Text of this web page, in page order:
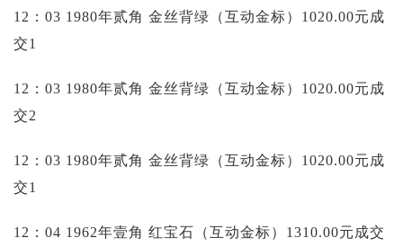
12：03 1980年贰角 金丝背绿（互动金标）1020.00元成
交1
12：03 1980年贰角 金丝背绿（互动金标）1020.00元成
交2
12：03 1980年贰角 金丝背绿（互动金标）1020.00元成
交1
12：04 1962年壹角 红宝石（互动金标）1310.00元成交